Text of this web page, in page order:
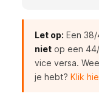
Let op: Een
nietop een 44/
vice versa.
je hebt? Klik